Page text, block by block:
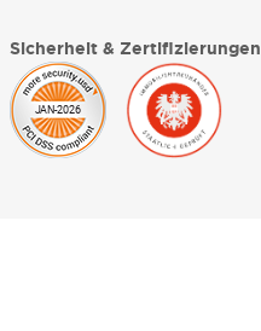
Sicherheit & Zertifizierungen